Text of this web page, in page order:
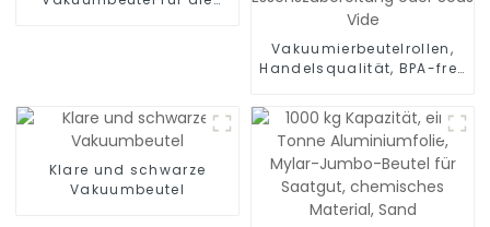
Vakuumierbeutelrollen,
Handelsqualität, BPA-frei,
Lebensmittelaufbewahrung,
Essenszubereitung oder
Sous Vide
Klare und schwarze
Vakuumbeutel